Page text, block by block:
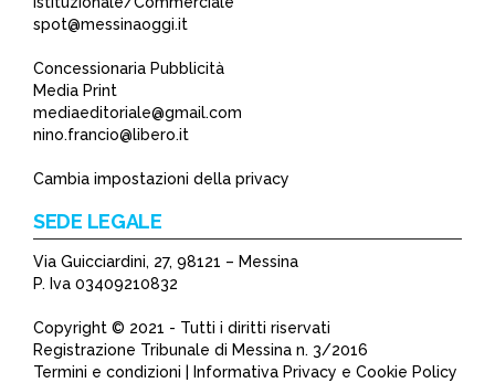
spot@messinaoggi.it
Concessionaria Pubblicità
Media Print
mediaeditoriale@gmail.com
nino.francio@libero.it
Cambia impostazioni della privacy
SEDE LEGALE
Via Guicciardini, 27, 98121 – Messina
P. Iva 03409210832
Copyright © 2021 - Tutti i diritti riservati
Registrazione Tribunale di Messina n. 3/2016
Termini e condizioni | Informativa Privacy e Cookie Policy